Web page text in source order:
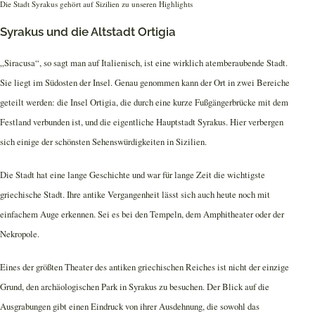
Die Stadt Syrakus gehört auf Sizilien zu unseren Highlights
Syrakus und die Altstadt Ortigia
„Siracusa“, so sagt man auf Italienisch, ist eine wirklich atemberaubende Stadt.
Sie liegt im Südosten der Insel. Genau genommen kann der Ort in zwei Bereiche
geteilt werden: die Insel Ortigia, die durch eine kurze Fußgängerbrücke mit dem
Festland verbunden ist, und die eigentliche Hauptstadt Syrakus. Hier verbergen
sich einige der schönsten Sehenswürdigkeiten in Sizilien.
Die Stadt hat eine lange Geschichte und war für lange Zeit die wichtigste
griechische Stadt. Ihre antike Vergangenheit lässt sich auch heute noch mit
einfachem Auge erkennen. Sei es bei den Tempeln, dem Amphitheater oder der
Nekropole.
Eines der größten Theater des antiken griechischen Reiches ist nicht der einzige
Grund, den archäologischen Park in Syrakus zu besuchen. Der Blick auf die
Ausgrabungen gibt einen Eindruck von ihrer Ausdehnung, die sowohl das